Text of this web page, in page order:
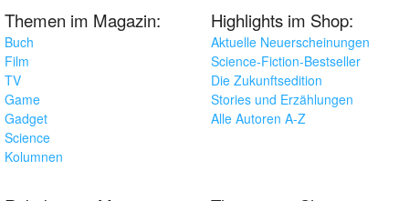
Themen im Magazin:
Buch
Film
TV
Game
Gadget
Science
Kolumnen
Highlights im Shop:
Aktuelle Neuerscheinungen
Science-Fiction-Bestseller
Die Zukunftsedition
Stories und Erzählungen
Alle Autoren A-Z